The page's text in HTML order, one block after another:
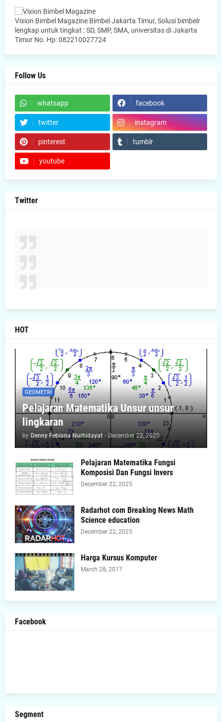
Vixion Bimbel Magazine Bimbel Jakarta Timur, Solusi bimbelr
lengkap untuk tingkat : SD, SMP, SMA, universitas di Jakarta
Timur No. Hp: 082210027724
Follow Us
whatsapp facebook
twitter instagram
pinterest tumblr
youtube
Twitter
HOT
GEOMETRI
Pelajaran Matematika Unsur unsur
lingkaran
by Denny Febiana Nurhidayat - December 22, 2025
Pelajaran Matematika Fungsi
Komposisi Dan Fungsi Invers
December 22, 2025
Radarhot com Breaking News Math
Science education
December 22, 2025
Harga Kursus Komputer
March 28, 2017
Facebook
Segment